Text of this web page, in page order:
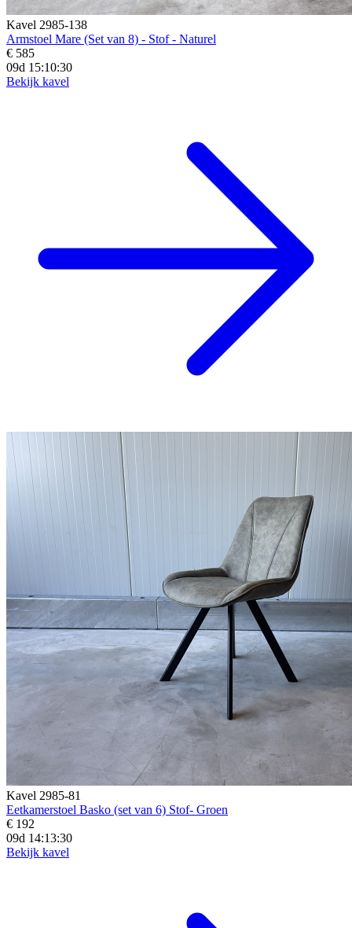
Kavel 2985-138
Armstoel Mare (Set van 8) - Stof - Naturel
€ 585
09d 15:10:28
Bekijk kavel
Kavel 2985-81
Eetkamerstoel Basko (set van 6) Stof- Groen
€ 192
09d 14:13:28
Bekijk kavel